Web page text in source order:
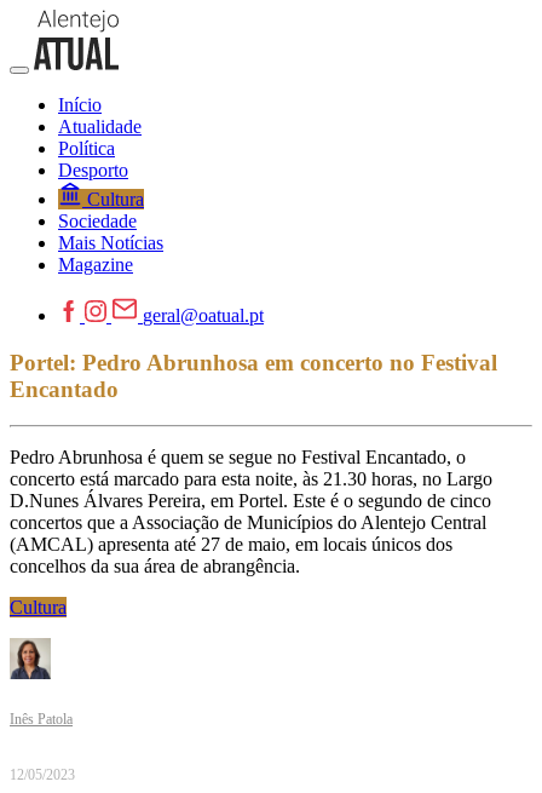
Início
Atualidade
Política
Desporto
Cultura
Sociedade
Mais Notícias
Magazine
geral@oatual.pt
Portel: Pedro Abrunhosa em concerto no Festival
Encantado
Pedro Abrunhosa é quem se segue no Festival Encantado, o
concerto está marcado para esta noite, às 21.30 horas, no Largo
D.Nunes Álvares Pereira, em Portel. Este é o segundo de cinco
concertos que a Associação de Municípios do Alentejo Central
(AMCAL) apresenta até 27 de maio, em locais únicos dos
concelhos da sua área de abrangência.
Cultura
Inês Patola
12/05/2023